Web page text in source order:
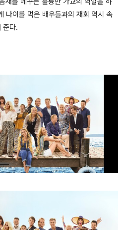
나이를 먹은 배우들과의 재회 역시 속
준다.